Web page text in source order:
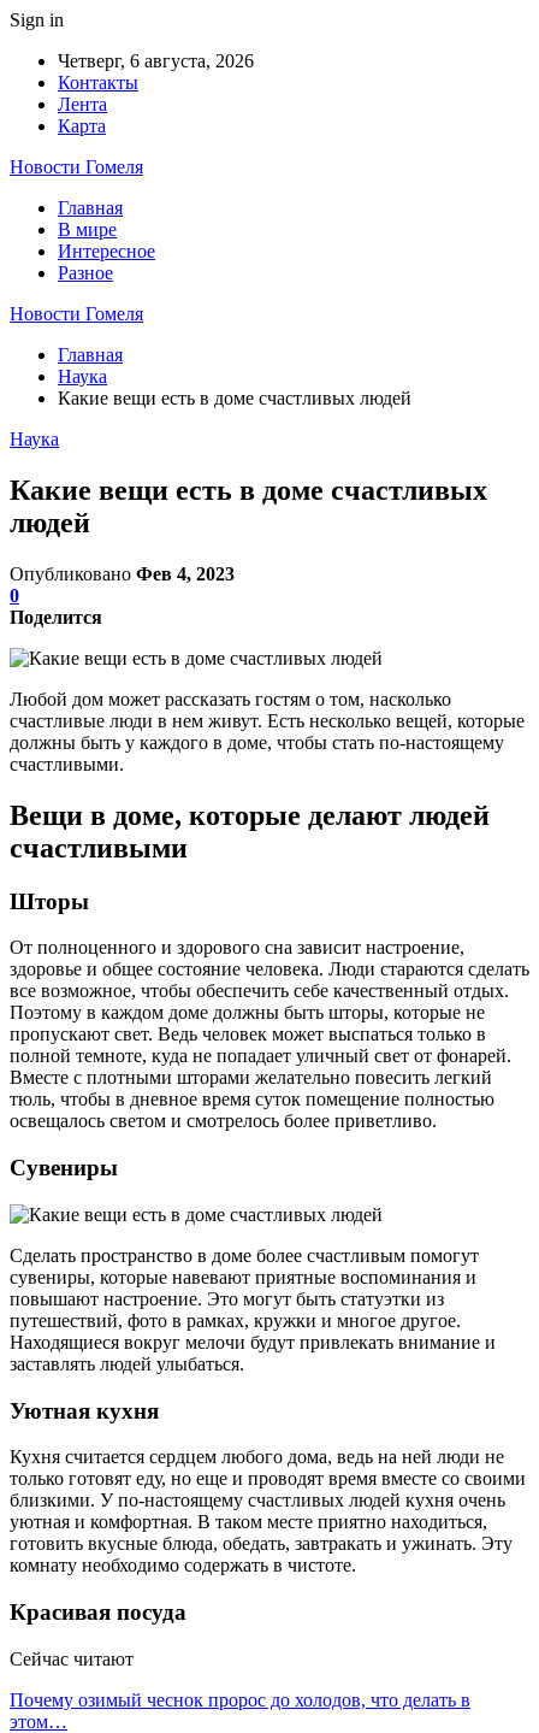
Sign in
Четверг, 6 августа, 2026
Контакты
Лента
Карта
Новости Гомеля
Главная
В мире
Интересное
Разное
Новости Гомеля
Главная
Наука
Какие вещи есть в доме счастливых людей
Наука
Какие вещи есть в доме счастливых
людей
Опубликовано Фев 4, 2023
0
Поделится
Любой дом может рассказать гостям о том, насколько
счастливые люди в нем живут. Есть несколько вещей, которые
должны быть у каждого в доме, чтобы стать по-настоящему
счастливыми.
Вещи в доме, которые делают людей
счастливыми
Шторы
От полноценного и здорового сна зависит настроение,
здоровье и общее состояние человека. Люди стараются сделать
все возможное, чтобы обеспечить себе качественный отдых.
Поэтому в каждом доме должны быть шторы, которые не
пропускают свет. Ведь человек может выспаться только в
полной темноте, куда не попадает уличный свет от фонарей.
Вместе с плотными шторами желательно повесить легкий
тюль, чтобы в дневное время суток помещение полностью
освещалось светом и смотрелось более приветливо.
Сувениры
Сделать пространство в доме более счастливым помогут
сувениры, которые навевают приятные воспоминания и
повышают настроение. Это могут быть статуэтки из
путешествий, фото в рамках, кружки и многое другое.
Находящиеся вокруг мелочи будут привлекать внимание и
заставлять людей улыбаться.
Уютная кухня
Кухня считается сердцем любого дома, ведь на ней люди не
только готовят еду, но еще и проводят время вместе со своими
близкими. У по-настоящему счастливых людей кухня очень
уютная и комфортная. В таком месте приятно находиться,
готовить вкусные блюда, обедать, завтракать и ужинать. Эту
комнату необходимо содержать в чистоте.
Красивая посуда
Сейчас читают
Почему озимый чеснок пророс до холодов, что делать в
этом…